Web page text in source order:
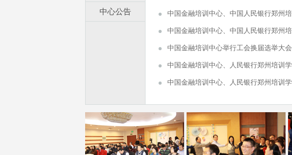
中心公告
中国金融培训中心举行工会换届选举大会